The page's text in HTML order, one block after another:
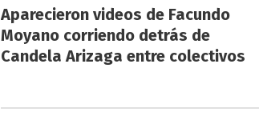
Aparecieron videos de Facundo
Moyano corriendo detrás de
Candela Arizaga entre colectivos